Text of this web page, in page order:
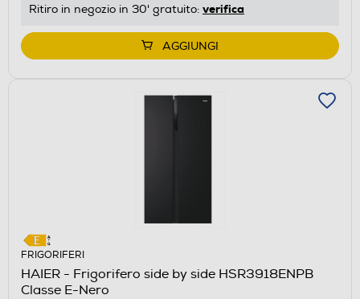
Ritiro in negozio in 30' gratuito: verifica
AGGIUNGI
FRIGORIFERI
HAIER - Frigorifero side by side HSR3918ENPB
Classe E-Nero